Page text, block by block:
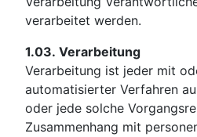
verarbeitet werden.
1.03. Verarbeitung
Verarbeitung ist jeder mit
automatisierter Verfahren
oder jede solche
Zusammenhang mit